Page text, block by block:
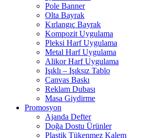
Pole Banner
Olta Bayrak
Kırlangıç Bayrak
Kompozit Uygulama
Pleksi Harf Uygulama
Metal Harf Uygulama
Alikor Harf Uygulama
Işıklı – Işıksız Tablo
Canvas Baskı
Reklam Dubası
Masa Giydirme
Promosyon
Ajanda Defter
Doğa Dostu Ürünler
Plastik Tükenmez Kalem